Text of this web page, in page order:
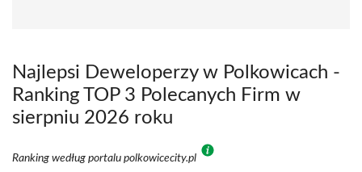
Najlepsi Deweloperzy w Polkowicach -
Ranking TOP 3 Polecanych Firm w
sierpniu 2026 roku
Ranking według portalu polkowicecity.pl